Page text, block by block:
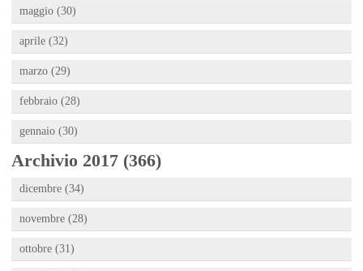
maggio (30)
aprile (32)
marzo (29)
febbraio (28)
gennaio (30)
Archivio 2017 (366)
dicembre (34)
novembre (28)
ottobre (31)